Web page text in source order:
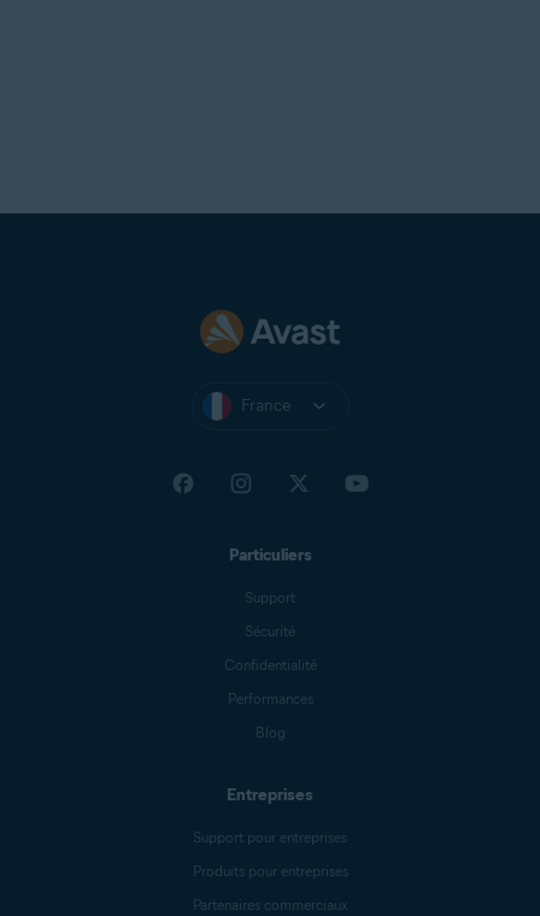
France
Particuliers
Support
Sécurité
Confidentialité
Performances
Blog
Entreprises
Support pour entreprises
Produits pour entreprises
Partenaires commerciaux